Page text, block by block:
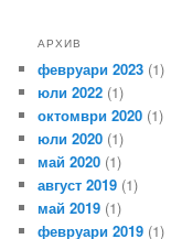
АРХИВ
февруари 2023 (1)
юли 2022 (1)
октомври 2020 (1)
юли 2020 (1)
май 2020 (1)
август 2019 (1)
май 2019 (1)
февруари 2019 (1)